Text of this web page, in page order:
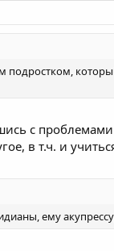
с
в т.ч. и
ему